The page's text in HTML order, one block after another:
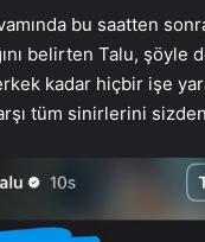
bu saatten
belirten Talu, şöyle
kadar hiçbir işe
tüm sinirlerini sizden